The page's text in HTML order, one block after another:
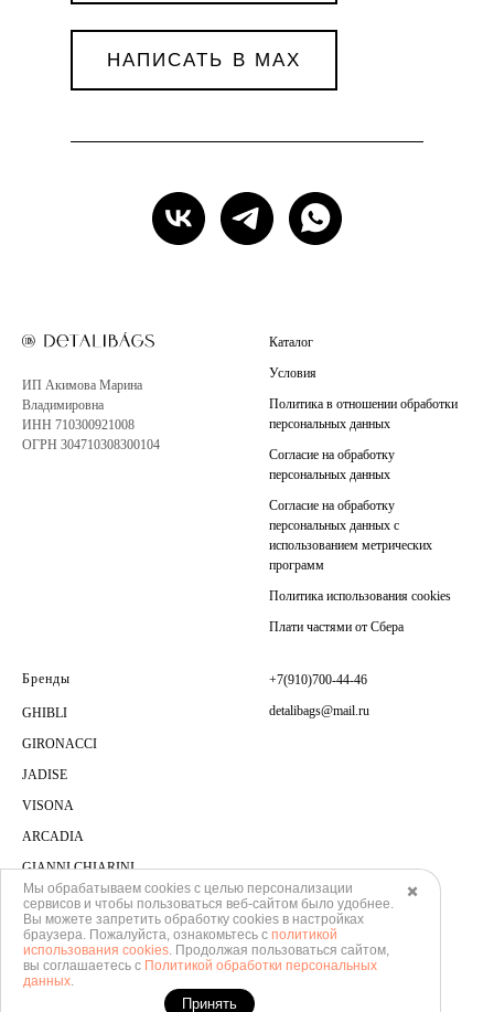
НАПИСАТЬ В MAX
ИП Акимова Марина
Владимировна
ИНН 710300921008
ОГРН 304710308300104
Каталог
Условия
Политика в отношении обработки
персональных данных
Согласие на обработку
персональных данных
Согласие на обработку
персональных данных с
использованием метрических
программ
Политика использования cookies
Плати частями от Сбера
Бренды
GHIBLI
GIRONACCI
JADISE
VISONA
ARCADIA
GIANNI CHIARINI
+7(910)700-44-46
detalibags@mail.ru
✖️
Мы обрабатываем cookies с целью персонализации
сервисов и чтобы пользоваться веб-сайтом было удобнее.
Вы можете запретить обработку сookies в настройках
браузера. Пожалуйста, ознакомьтесь с политикой
использования cookies. Продолжая пользоваться сайтом,
вы соглашаетесь с Политикой обработки персональных
данных.
Принять